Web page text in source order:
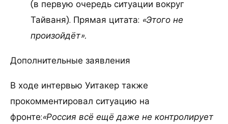
(в первую очередь ситуации вокруг
Тайваня). Прямая цитата: «Этого не
произойдёт».
Дополнительные заявления
В ходе интервью Уитакер также
прокомментировал ситуацию на
фронте:«Россия всё ещё даже не контролирует